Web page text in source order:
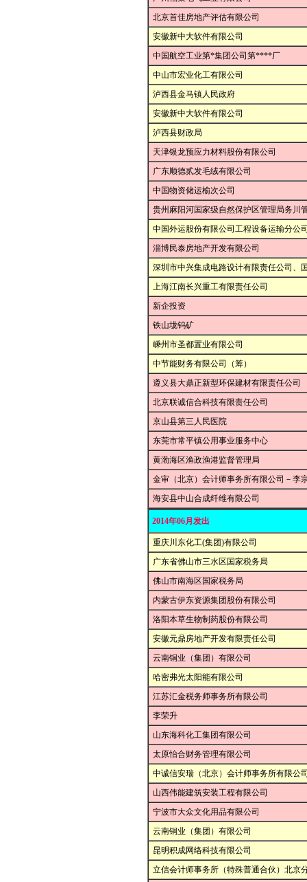
北京首佳房地产评估有限公司
安徽新中大软件有限公司
中国航空工业第*集团公司第****厂
中山市宏业化工有限公司
泸西县金马镇人民政府
安徽新中大软件有限公司
泸西县财政局
天津银龙预应力材料股份有限公司
广东顺德贰发毛绒有限公司
中国物资储运榆次公司
贵州麻阳河国家级自然保护区管理局务川
中国外运股份有限公司工程设备运输分公
淄博民泰房地产开发有限公司
深圳市中兴集成电路设计有限责任公司、
上海江南长兴重工有限责任公司
新企投资
铁山垅钨矿
嵊州市圣都置业有限公司
中节能财务有限公司（筹）
遵义县大鼎正新型环保建材有限责任公司
北京联诚信合科技有限责任公司
京山县第三人民医院
东莞市常平镇公用事业服务中心
黄渤海区渔政渔港监督管理局
金审（北京）会计师事务所有限公司－李
海安县中山合成纤维有限公司
2014年06月发出
重庆川东化工(集团)有限公司
广东省佛山市三水区国家税务局
佛山市南海区国家税务局
内蒙古伊东资源集团股份有限公司
洛阳本草生物制药股份有限公司
安徽元鼎房地产开发有限责任公司
云南铜业（集团）有限公司
哈密弗光太阳能有限公司
江苏汇金税务师事务所有限公司
李荣升
山东海科化工集团有限公司
太原怡合财务管理有限公司
中诚信安瑞（北京）会计师事务所有限公
山西伟能建筑安装工程有限公司
宁波市大众文化用品有限公司
云南铜业（集团）有限公司
昆明积成网络科技有限公司
立信会计师事务所（特殊普通合伙）北京